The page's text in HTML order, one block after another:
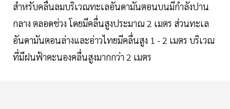
สำหรับคลื่นลมบริเวณทะเลอันดามันตอนบนมีกำลังปาน
กลาง ตลอดช่วง โดยมีคลื่นสูงประมาณ 2 เมตร ส่วนทะเล
อันดามันตอนล่างและอ่าวไทยมีคลื่นสูง 1 - 2 เมตร บริเวณ
ที่มีฝนฟ้าคะนองคลื่นสูงมากกว่า 2 เมตร